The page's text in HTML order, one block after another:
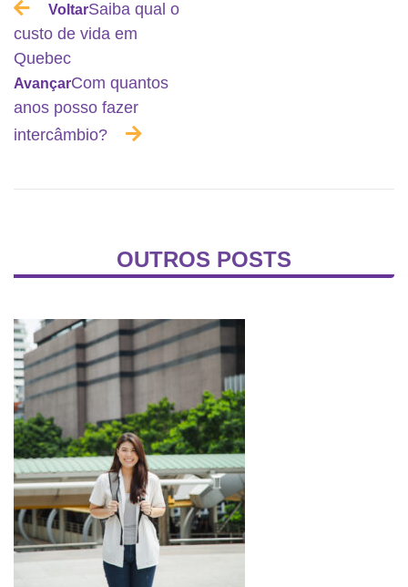
VoltarSaiba qual o
custo de vida em
Quebec
AvançarCom quantos
anos posso fazer
intercâmbio?
OUTROS POSTS